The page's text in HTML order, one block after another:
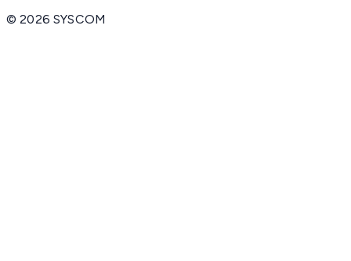
©2026 SYSCOM